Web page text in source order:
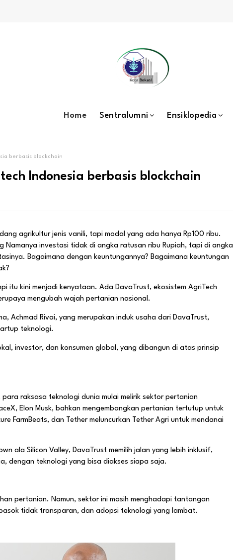
Home Sentralumni Ensiklopedia
berbasis blockchain
Indonesia berbasis blockchain
agrikultur jenis vanili, tapi modal yang ada hanya Rp100 ribu.
Namanya investasi tidak di angka ratusan ribu Rupiah, tapi di angka
Bagaimana dengan keuntungannya? Bagaimana keuntungan
itu kini menjadi kenyataan. Ada DavaTrust, ekosistem AgriTech
mengubah wajah pertanian nasional.
Achmad Rivai, yang merupakan induk usaha dari DavaTrust,
teknologi.
investor, dan konsumen global, yang dibangun di atas prinsip
raksasa teknologi dunia mulai melirik sektor pertanian
Elon Musk, bahkan mengembangkan pertanian tertutup untuk
FarmBeats, dan Tether meluncurkan Tether Agri untuk mendanai
ala Silicon Valley, DavaTrust memilih jalan yang lebih inklusif,
dengan teknologi yang bisa diakses siapa saja.
pertanian. Namun, sektor ini masih menghadapi tantangan
tidak transparan, dan adopsi teknologi yang lambat.